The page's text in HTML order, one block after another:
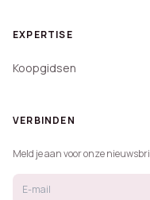
EXPERTISE
Koopgidsen
VERBINDEN
Meld je aan voor onze